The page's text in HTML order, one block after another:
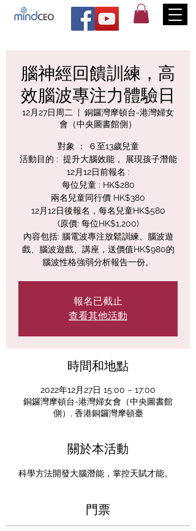
腦神經回饋訓練，高
效腦波專注力體驗日
12月27日周二
  |
銅鑼灣摩頓台-港灣婦女
會（中央圖書館側）
對象 ： ６至13歲兒童
​活動目的 : 提升大腦效能， 展現孩子潛能
12月12日前報名 :
每位兒童 : HK$280
兩名兒童同行價 HK$380
12月12日後報名，每名兒童HK$580
(原價: 每位HK$1,200)
內容包括: 腦電波專注放鬆訓練、腦波遊
戲、腦波遊戲、講座，送價值HK$980的
腦波性格強弱分析報告一份。
報名已截止
查看其他活動
時間和地點
2022年12月27日 15:00 – 17:00
銅鑼灣摩頓台-港灣婦女會（中央圖書館
側）, 香港銅鑼灣摩頓臺
關於本活動
科學方法開發大腦潛能，掌控天賦才能。
門票